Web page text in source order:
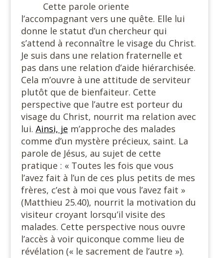
Cette parole oriente
l’accompagnant vers une quête. Elle lui
donne le statut d’un chercheur qui
s’attend à reconnaître le visage du Christ.
Je suis dans une relation fraternelle et
pas dans une relation d’aide hiérarchisée.
Cela m’ouvre à une attitude de serviteur
plutôt que de bienfaiteur. Cette
perspective que l’autre est porteur du
visage du Christ, nourrit ma relation avec
lui. Ainsi, je m’approche des malades
comme d’un mystère précieux, saint. La
parole de Jésus, au sujet de cette
pratique : « Toutes les fois que vous
l’avez fait à l’un de ces plus petits de mes
frères, c’est à moi que vous l’avez fait »
(Matthieu 25.40), nourrit la motivation du
visiteur croyant lorsqu’il visite des
malades. Cette perspective nous ouvre
l’accès à voir quiconque comme lieu de
révélation (« le sacrement de l’autre »).